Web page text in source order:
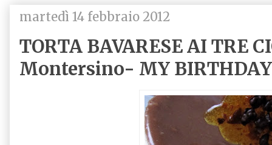
martedì 14 febbraio 2012
TORTA BAVARESE AI TRE
Montersino- MY BIRTHDAY